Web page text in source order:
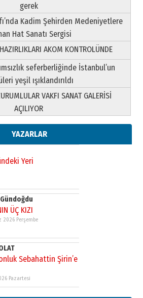
gerek
Kadim Şehirden Medeniyetlere
Hat Sanatı Sergisi
AKOM KONTROLÜNDE
seferberliğinde İstanbul’un
yeşil ışıklandırıldı
VAKFI SANAT GALERİSİ
AÇILIYOR
YAZARLAR
Yeri
ÜÇ KIZI
2026 Perşembe
Sebahattin Şirin’e
Yeri
Gündoğdu
ÜÇ KIZI
Sebahattin Şirin’e
Pazartesi